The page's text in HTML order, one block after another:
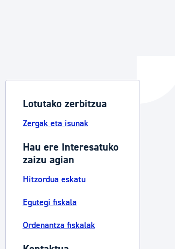
Lotutako zerbitzua
Zergak eta isunak
Hau ere interesatuko
zaizu agian
Hitzordua eskatu
Egutegi fiskala
Ordenantza fiskalak